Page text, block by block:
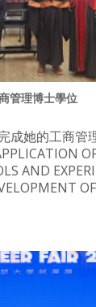
管理博士學位
成她的工商管
AND